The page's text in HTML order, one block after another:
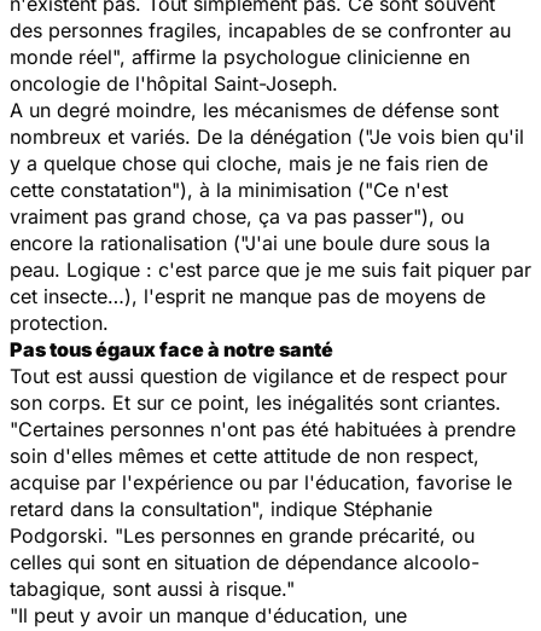
des personnes fragiles, incapables de se confronter au
monde réel", affirme la psychologue clinicienne en
oncologie de l'hôpital Saint-Joseph.
A un degré moindre, les mécanismes de défense sont
nombreux et variés. De la dénégation ("Je vois bien qu'il
y a quelque chose qui cloche, mais je ne fais rien de
cette constatation"), à la minimisation ("Ce n'est
vraiment pas grand chose, ça va pas passer"), ou
encore la rationalisation ("J'ai une boule dure sous la
peau. Logique : c'est parce que je me suis fait piquer par
cet insecte…), l'esprit ne manque pas de moyens de
protection.
Pas tous égaux face à notre santé
Tout est aussi question de vigilance et de respect pour
son corps. Et sur ce point, les inégalités sont criantes.
"Certaines personnes n'ont pas été habituées à prendre
soin d'elles mêmes et cette attitude de non respect,
acquise par l'expérience ou par l'éducation, favorise le
retard dans la consultation", indique Stéphanie
Podgorski. "Les personnes en grande précarité, ou
celles qui sont en situation de dépendance alcoolo-
tabagique, sont aussi à risque."
"Il peut y avoir un manque d'éducation, une